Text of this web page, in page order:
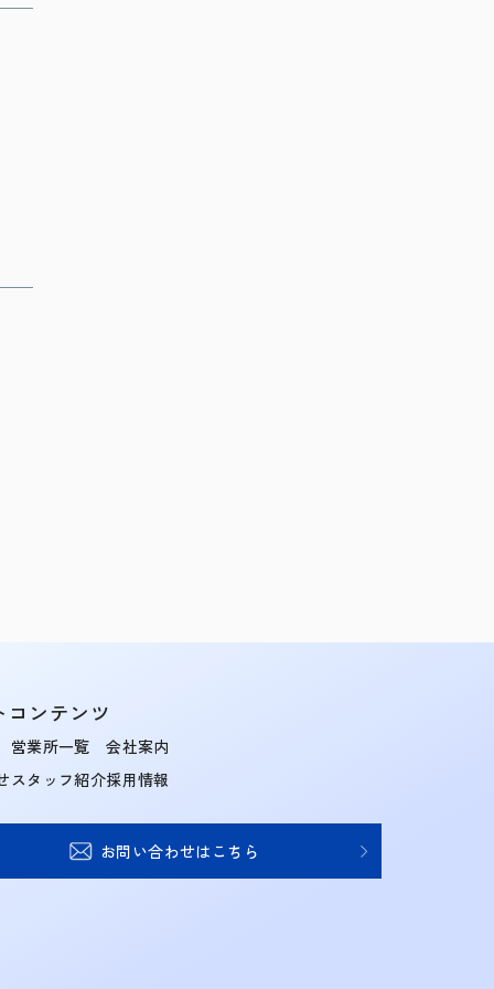
コンテンツ
営業所一覧
スタッフ紹介
会社案内
採用情報
お問い合わせはこちら